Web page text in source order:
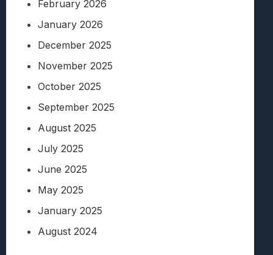
February 2026
January 2026
December 2025
November 2025
October 2025
September 2025
August 2025
July 2025
June 2025
May 2025
January 2025
August 2024